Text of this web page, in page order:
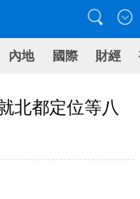
內地 國際 財經
北都定位等八